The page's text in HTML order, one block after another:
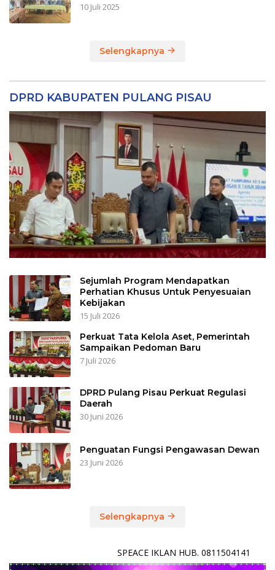
10 Juli 2025
Selengkapnya
DPRD KABUPATEN PULANG PISAU
Sejumlah Program Mendapatkan
Perhatian Khusus Untuk Penyesuaian
Kebijakan
15 Juli 2026
Perkuat Tata Kelola Aset, Pemerintah
Sampaikan Pedoman Baru
7 Juli 2026
DPRD Pulang Pisau Perkuat Regulasi
Daerah
30 Juni 2026
Penguatan Fungsi Pengawasan Dewan
23 Juni 2026
Selengkapnya
SPEACE IKLAN HUB. 0811504141